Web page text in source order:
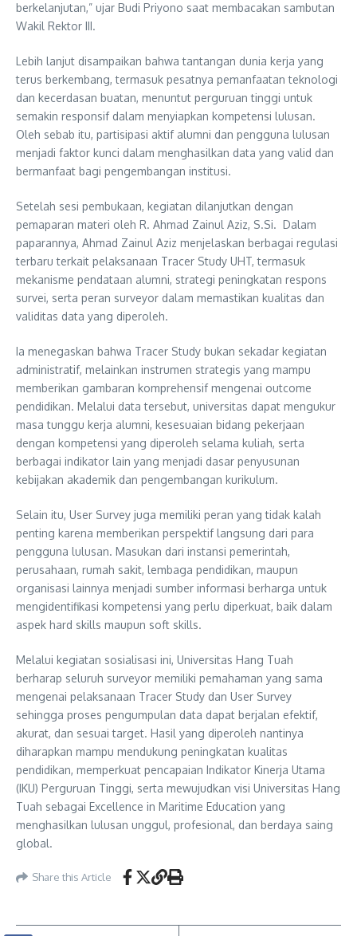
berkelanjutan,” ujar Budi Priyono saat membacakan sambutan
Wakil Rektor III.
Lebih lanjut disampaikan bahwa tantangan dunia kerja yang
terus berkembang, termasuk pesatnya pemanfaatan teknologi
dan kecerdasan buatan, menuntut perguruan tinggi untuk
semakin responsif dalam menyiapkan kompetensi lulusan.
Oleh sebab itu, partisipasi aktif alumni dan pengguna lulusan
menjadi faktor kunci dalam menghasilkan data yang valid dan
bermanfaat bagi pengembangan institusi.
Setelah sesi pembukaan, kegiatan dilanjutkan dengan
pemaparan materi oleh R. Ahmad Zainul Aziz, S.Si. Dalam
paparannya, Ahmad Zainul Aziz menjelaskan berbagai regulasi
terbaru terkait pelaksanaan Tracer Study UHT, termasuk
mekanisme pendataan alumni, strategi peningkatan respons
survei, serta peran surveyor dalam memastikan kualitas dan
validitas data yang diperoleh.
Ia menegaskan bahwa Tracer Study bukan sekadar kegiatan
administratif, melainkan instrumen strategis yang mampu
memberikan gambaran komprehensif mengenai outcome
pendidikan. Melalui data tersebut, universitas dapat mengukur
masa tunggu kerja alumni, kesesuaian bidang pekerjaan
dengan kompetensi yang diperoleh selama kuliah, serta
berbagai indikator lain yang menjadi dasar penyusunan
kebijakan akademik dan pengembangan kurikulum.
Selain itu, User Survey juga memiliki peran yang tidak kalah
penting karena memberikan perspektif langsung dari para
pengguna lulusan. Masukan dari instansi pemerintah,
perusahaan, rumah sakit, lembaga pendidikan, maupun
organisasi lainnya menjadi sumber informasi berharga untuk
mengidentifikasi kompetensi yang perlu diperkuat, baik dalam
aspek hard skills maupun soft skills.
Melalui kegiatan sosialisasi ini, Universitas Hang Tuah
berharap seluruh surveyor memiliki pemahaman yang sama
mengenai pelaksanaan Tracer Study dan User Survey
sehingga proses pengumpulan data dapat berjalan efektif,
akurat, dan sesuai target. Hasil yang diperoleh nantinya
diharapkan mampu mendukung peningkatan kualitas
pendidikan, memperkuat pencapaian Indikator Kinerja Utama
(IKU) Perguruan Tinggi, serta mewujudkan visi Universitas Hang
Tuah sebagai Excellence in Maritime Education yang
menghasilkan lulusan unggul, profesional, dan berdaya saing
global.
Share this Article